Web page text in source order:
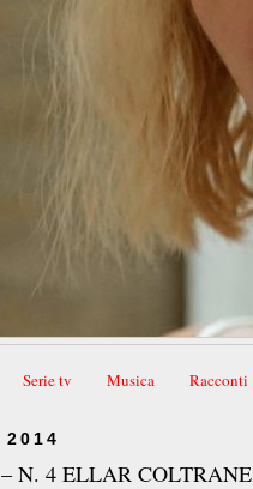
Serie tv Musica Racconti
2014
N. 4 ELLAR COLTRANE